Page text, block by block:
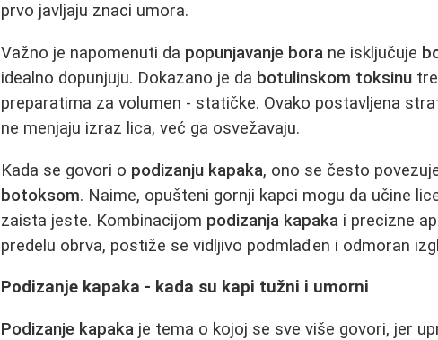
prvo javljaju znaci umora.
Važno je napomenuti da popunjavanje bora ne isključuje
idealno dopunjuju. Dokazano je da botulinskom toksinu
preparatima za volumen - statičke. Ovako postavljena
ne menjaju izraz lica, već ga osvežavaju.
Kada se govori o podizanju kapaka, ono se često
botoksom. Naime, opušteni gornji kapci mogu da učine
zaista jeste. Kombinacijom podizanja kapaka i precizne
predelu obrva, postiže se vidljivo podmlađen i odmoran
Podizanje kapaka - kada su kapi tužni i umorni
Podizanje kapaka je tema o kojoj se sve više govori, jer